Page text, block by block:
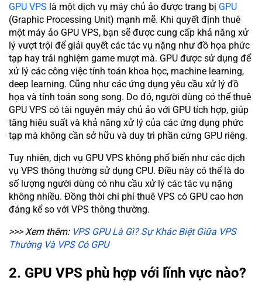
GPU VPS là một dịch vụ máy chủ ảo được trang bị GPU
(Graphic Processing Unit) mạnh mẽ. Khi quyết định thuê
một máy ảo GPU VPS, bạn sẽ được cung cấp khả năng xử
lý vượt trội để giải quyết các tác vụ nặng như đồ họa phức
tạp hay trải nghiệm game mượt mà. GPU được sử dụng để
xử lý các công việc tính toán khoa học, machine learning,
deep learning. Cũng như các ứng dụng yêu cầu xử lý đồ
họa và tính toán song song. Do đó, người dùng có thể thuê
GPU VPS có tài nguyên máy chủ ảo với GPU tích hợp, giúp
tăng hiệu suất và khả năng xử lý của các ứng dụng phức
tạp mà không cần sở hữu và duy trì phần cứng GPU riêng.
Tuy nhiên, dịch vụ GPU VPS không phổ biến như các dịch
vụ VPS thông thường sử dụng CPU. Điều này có thể là do
số lượng người dùng có nhu cầu xử lý các tác vụ nặng
không nhiều. Đồng thời chi phí thuê VPS có GPU cao hơn
đáng kể so với VPS thông thường.
>>> Xem thêm: VPS GPU Là Gì? Sự Khác Biệt Giữa VPS
Thường Và VPS Có GPU
2. GPU VPS phù hợp với lĩnh vực nào?